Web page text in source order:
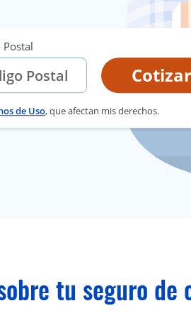
Postal
Cotizar
de Uso, que afectan mis derechos.
tu seguro de